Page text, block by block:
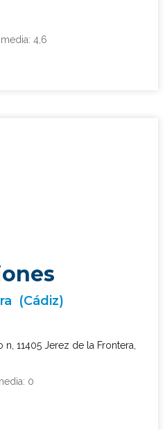
4,6
(Cádiz)
11405 Jerez de la Frontera,
0